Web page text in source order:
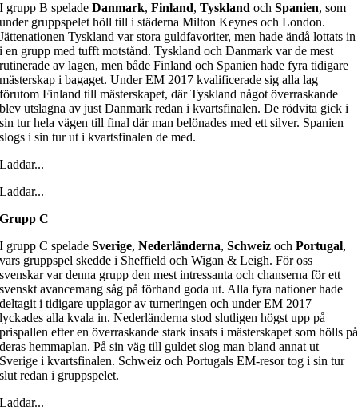
I grupp B speladeDanmark,Finland,Tyskland ochSpanien, som
under gruppspelet höll till i städerna Milton Keynes och London.
Jättenationen Tyskland var stora guldfavoriter, men hade ändå lottats in
i en grupp med tufft motstånd. Tyskland och Danmark var de mest
rutinerade av lagen, men både Finland och Spanien hade fyra tidigare
mästerskap i bagaget. Under EM 2017 kvalificerade sig alla lag
förutom Finland till mästerskapet, där Tyskland något överraskande
blev utslagna av just Danmark redan i kvartsfinalen. De rödvita gick i
sin tur hela vägen till final där man belönades med ett silver. Spanien
slogs i sin tur ut i kvartsfinalen de med.
Laddar...
Laddar...
Grupp C
I grupp C speladeSverige,Nederländerna,Schweiz ochPortugal,
vars gruppspel skedde i Sheffield och Wigan & Leigh. För oss
svenskar var denna grupp den mest intressanta och chanserna för ett
svenskt avancemang såg på förhand goda ut. Alla fyra nationer hade
deltagit i tidigare upplagor av turneringen och under EM 2017
lyckades alla kvala in. Nederländerna stod slutligen högst upp på
prispallen efter en överraskande stark insats i mästerskapet som hölls på
deras hemmaplan. På sin väg till guldet slog man bland annat ut
Sverige i kvartsfinalen. Schweiz och Portugals EM-resor tog i sin tur
slut redan i gruppspelet.
Laddar...